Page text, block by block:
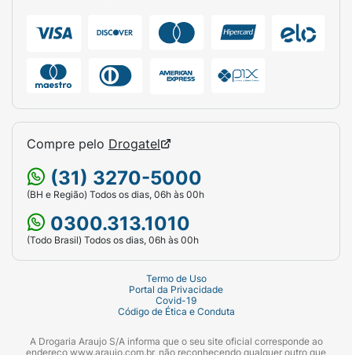
Compre pelo Drogatel
(31) 3270-5000
(BH e Região) Todos os dias, 06h às 00h
0300.313.1010
(Todo Brasil) Todos os dias, 06h às 00h
Termo de Uso
Portal da Privacidade
Covid-19
Código de Ética e Conduta
A Drogaria Araujo S/A informa que o seu site oficial corresponde ao
endereço www.araujo.com.br, não reconhecendo qualquer outro que